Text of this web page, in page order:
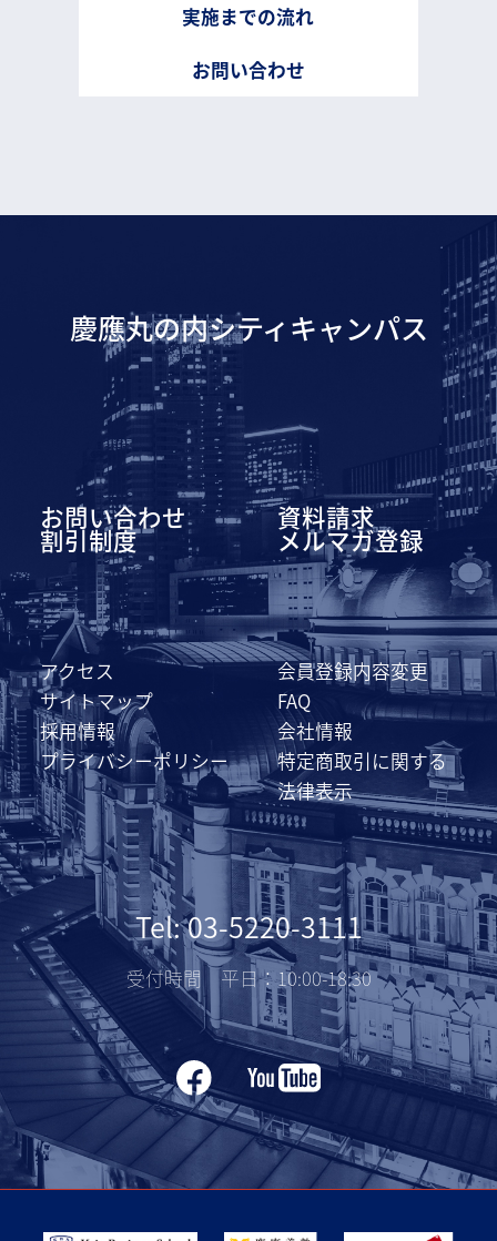
実施までの流れ
お問い合わせ
慶應丸の内シティキャンパス
お問い合わせ 資料請求
割引制度 メルマガ登録
アクセス
会員登録内容変更
サイトマップ
FAQ
採用情報
会社情報
プライバシーポリシー
特定商取引に関する
法律表示
Tel: 03-5220-3111
受付時間 平日：10:00-18:30